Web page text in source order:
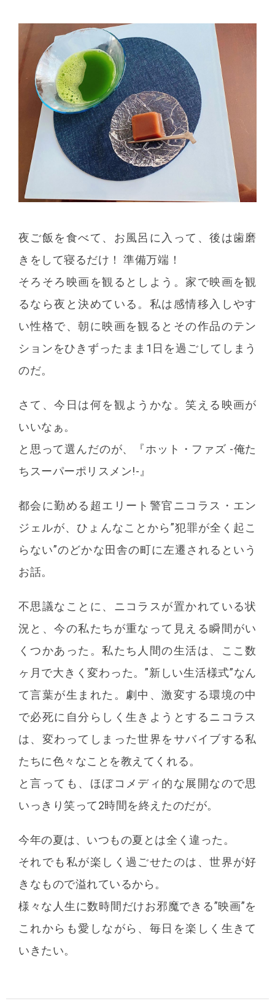
夜ご飯を食べて、お風呂に入って、後は歯磨
きをして寝るだけ！ 準備万端！
そろそろ映画を観るとしよう。家で映画を観
るなら夜と決めている。私は感情移入しやす
い性格で、朝に映画を観るとその作品のテン
ションをひきずったまま1日を過ごしてしまう
のだ。
さて、今日は何を観ようかな。笑える映画が
いいなぁ。
と思って選んだのが、『ホット・ファズ -俺た
ちスーパーポリスメン!-』
都会に勤める超エリート警官ニコラス・エン
ジェルが、ひょんなことから”犯罪が全く起こ
らない”のどかな田舎の町に左遷されるという
お話。
不思議なことに、ニコラスが置かれている状
況と、今の私たちが重なって見える瞬間がい
くつかあった。私たち人間の生活は、ここ数
ヶ月で大きく変わった。”新しい生活様式”なん
て言葉が生まれた。劇中、激変する環境の中
で必死に自分らしく生きようとするニコラス
は、変わってしまった世界をサバイブする私
たちに色々なことを教えてくれる。
と言っても、ほぼコメディ的な展開なので思
いっきり笑って2時間を終えたのだが。
今年の夏は、いつもの夏とは全く違った。
それでも私が楽しく過ごせたのは、世界が好
きなもので溢れているから。
様々な人生に数時間だけお邪魔できる”映画”を
これからも愛しながら、毎日を楽しく生きて
いきたい。